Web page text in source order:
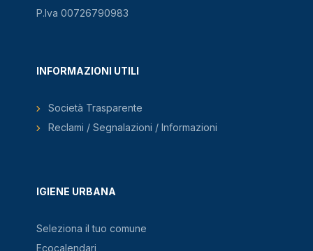
P.Iva 00726790983
IGIENE URBANA
Seleziona il tuo comune
Ecocalendari
INFORMAZIONI UTILI
Società Trasparente
Reclami / Segnalazioni / Informazioni